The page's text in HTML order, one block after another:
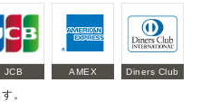
JCB AMEX Diners Club
。